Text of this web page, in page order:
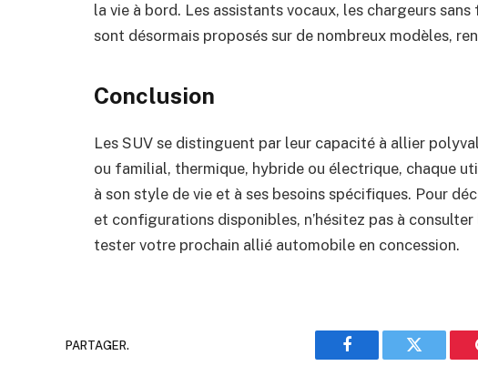
la vie à bord. Les assistants vocaux, les chargeurs
sont désormais proposés sur de nombreux modèles,
Conclusion
Les SUV se distinguent par leur capacité à allier
ou familial, thermique, hybride ou électrique, chaque
à son style de vie et à ses besoins spécifiques. Pour
et configurations disponibles, n’hésitez pas à
tester votre prochain allié automobile en concession.
PARTAGER.
Facebook Twitter